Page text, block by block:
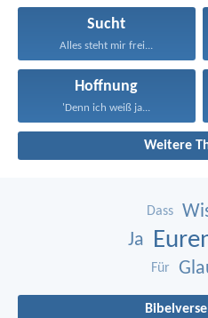
Sucht
Alles steht mir frei...
Hoffnung
'Denn ich weiß ja...
Weitere
Dass
Ja
Für